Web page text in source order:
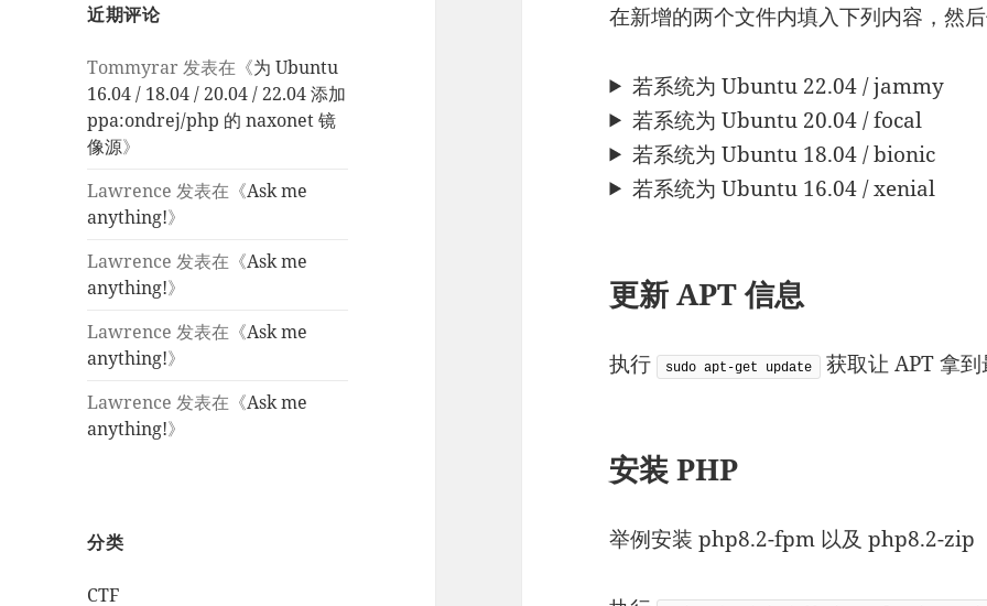
近期评论
Tommyrar 发表在《为 Ubuntu
16.04 / 18.04 / 20.04 / 22.04 添加
ppa:ondrej/php 的 naxonet 镜
像源》
Lawrence 发表在《Ask me
anything!》
Lawrence 发表在《Ask me
anything!》
Lawrence 发表在《Ask me
anything!》
Lawrence 发表在《Ask me
anything!》
分类
CTF
在新增的两个文件内填入下列内容，然
若系统为 Ubuntu 22.04 / jammy
若系统为 Ubuntu 20.04 / focal
若系统为 Ubuntu 18.04 / bionic
若系统为 Ubuntu 16.04 / xenial
更新 APT 信息
执行 sudo apt-get update 获取让 APT 拿
安装 PHP
举例安装 php8.2-fpm 以及 php8.2-zip